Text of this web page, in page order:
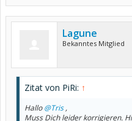
Lagune
Bekanntes Mitglied
Zitat von PiRi: ↑
Hallo@Tris,
Muss Dich leider korrigieren.